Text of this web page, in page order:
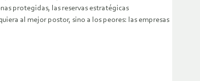
protegidas, las reservas estratégicas
al mejor postor, sino a los peores: las empresas